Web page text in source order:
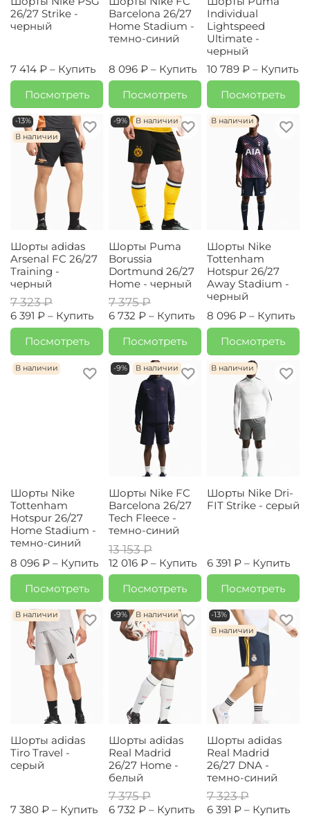
26/27 Strike -
черный
7 414 ₽ – Купить
Посмотреть
Barcelona 26/27
Home Stadium -
темно-синий
8 096 ₽ – Купить
Посмотреть
Individual
Lightspeed
Ultimate -
черный
10 789 ₽ – Купить
Посмотреть
-13%
В наличии
Шорты adidas
Arsenal FC 26/27
Training -
черный
7 323 ₽
6 391 ₽ – Купить
Посмотреть
-9% В наличии
Шорты Puma
Borussia
Dortmund 26/27
Home - черный
7 375 ₽
6 732 ₽ – Купить
Посмотреть
В наличии
Шорты Nike
Tottenham
Hotspur 26/27
Away Stadium -
черный
8 096 ₽ – Купить
Посмотреть
В наличии
Шорты Nike
Tottenham
Hotspur 26/27
Home Stadium -
темно-синий
8 096 ₽ – Купить
Посмотреть
-9% В наличии
Шорты Nike FC
Barcelona 26/27
Tech Fleece -
темно-синий
13 153 ₽
12 016 ₽ – Купить
Посмотреть
В наличии
Шорты Nike Dri-
FIT Strike - серый
6 391 ₽ – Купить
Посмотреть
В наличии
Шорты adidas
Tiro Travel -
серый
7 380 ₽ – Купить
-9% В наличии
Шорты adidas
Real Madrid
26/27 Home -
белый
7 375 ₽
6 732 ₽ – Купить
-13%
В наличии
Шорты adidas
Real Madrid
26/27 DNA -
темно-синий
7 323 ₽
6 391 ₽ – Купить